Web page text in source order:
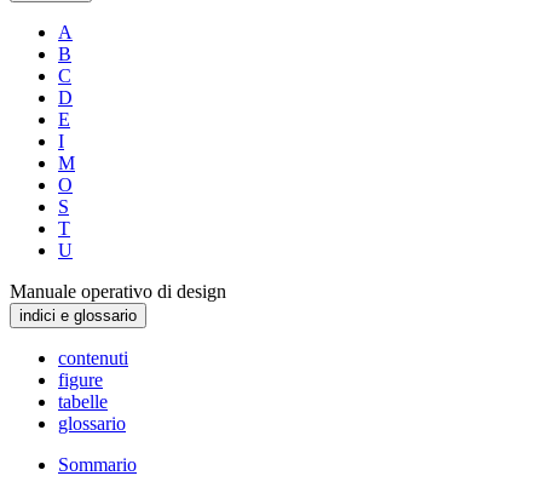
A
B
C
D
E
I
M
O
S
T
U
Manuale operativo di design
indici e glossario
contenuti
figure
tabelle
glossario
Sommario